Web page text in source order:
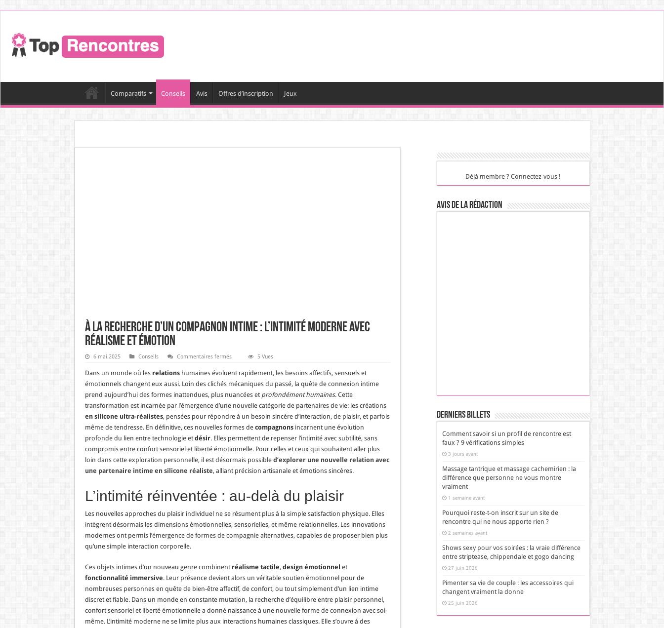
Comparatifs Conseils Avis Offres d’inscription Jeux
À la recherche d’un compagnon intime : l’intimité moderne avec
réalisme et émotion
6 mai 2025 Conseils Commentaires ferméssur
recherche
d’un
compagnon
intime
l’intimité
moderne
avec
réalisme
émotion
5 Vues
Dans un monde où les relationshumaines évoluent rapidement, les besoins affectifs, sensuels et
émotionnels changent eux aussi. Loin des clichés mécaniques du passé, la quête de connexion intime
prend aujourd’hui des formes inattendues, plus nuancées et profondément humaines. Cette
transformation est incarnée par l’émergence d’une nouvelle catégorie de partenaires de vie: les créations
en silicone ultra-réalistes, pensées pour répondre à un besoin sincère d’interaction, de plaisir, et parfois
même de tendresse. En définitive, ces nouvelles formes de compagnonsincarnent une évolution
profonde du lien entre technologie etdésir. Elles permettent de repenser l’intimité avec subtilité, sans
compromis entre confort sensoriel et liberté émotionnelle. Pour celles et ceux qui souhaitent aller plus
loin dans cette exploration personnelle, il est désormais possible d’explorer une nouvelle relation avec
une partenaire intime en silicone réaliste, alliant précision artisanale et émotions sincères.
L’intimité réinventée : au-delà du plaisir
Les nouvelles approches du plaisir individuel ne se résument plus à la simple satisfaction physique. Elles
intègrent désormais les dimensions émotionnelles, sensorielles, et même relationnelles. Les innovations
modernes ont permis l’émergence de formes de compagnie alternatives, capables de proposer bien plus
qu’une simple interaction corporelle.
Ces objets intimes d’un nouveau genre combinent réalisme tactile, design émotionnel et
fonctionnalité immersive. Leur présence devient alors un véritable soutien émotionnel pour de
nombreuses personnes en quête de bien-être affectif, de confort, ou tout simplement d’un lien intime
discret et fiable. Dans un monde en constante mutation, la recherche d’équilibre entre plaisir personnel,
confort sensoriel et liberté émotionnelle a donné naissance à une nouvelle forme de connexion avec soi-
même. L’intimité moderne ne se limite plus aux interactions humaines classiques. Elle s’ouvre à des
Déjà membre ? Connectez-vous !
Avis de la rédaction
Derniers Billets
Comment savoir si un profil de rencontre est
faux ? 9 vérifications simples
3 jours avant
Massage tantrique et massage cachemirien : la
différence que personne ne vous montre
vraiment
1 semaine avant
Pourquoi reste-t-on inscrit sur un site de
rencontre qui ne nous apporte rien ?
2 semaines avant
Shows sexy pour vos soirées : la vraie différence
entre striptease, chippendale et gogo dancing
27 juin 2026
Pimenter sa vie de couple : les accessoires qui
changent vraiment la donne
25 juin 2026